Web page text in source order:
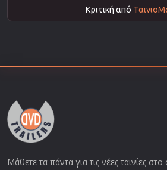
Κριτική από
Μάθετε τα πάντα για τις νέες ταινίες